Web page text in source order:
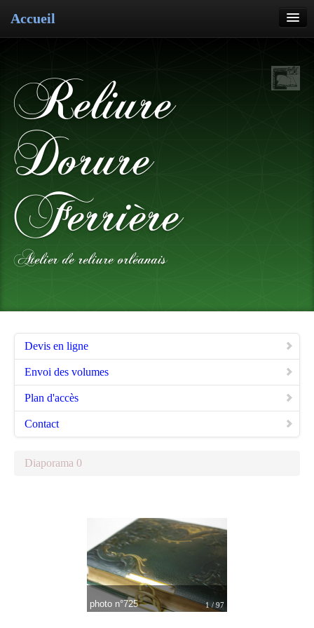
Accueil
Restauration
Dorure
Cartonnage
Pose de cuir
Reliure
Dorure
Ferrière
Atelier de reliure orléanais
Devis en ligne
Envoi des volumes
Plan d'accès
Contact
Diaporama 0
photo n°725 1 / 97